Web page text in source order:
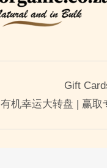
Gift
有机幸运大转盘 | 赢取